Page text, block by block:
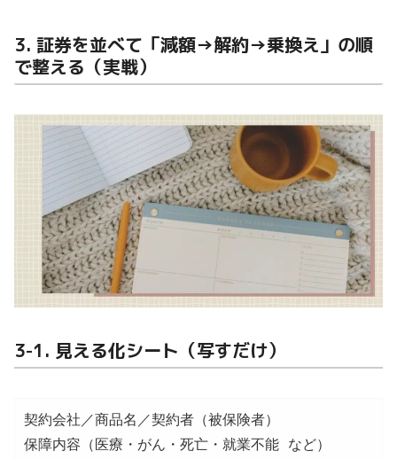
3. 証券を並べて「減額→解約→乗換え」の順
で整える（実戦）
3-1. 見える化シート（写すだけ）
契約会社／商品名／契約者（被保険者）
保障内容（医療・がん・死亡・就業不能 など）